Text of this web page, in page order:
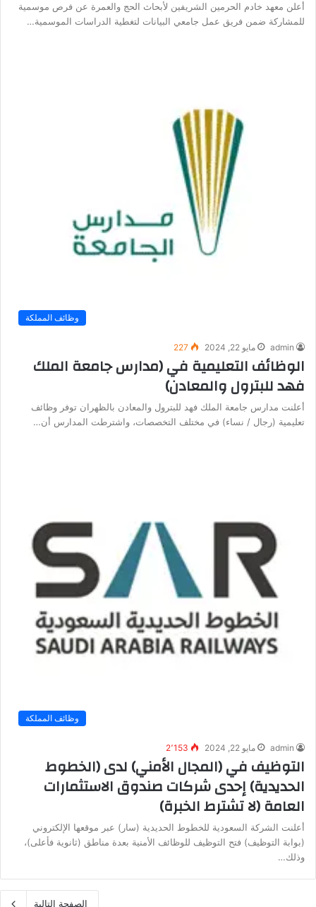
أعلن معهد خادم الحرمين الشريفين لأبحاث الحج والعمرة عن فرص موسمية
للمشاركة ضمن فريق عمل جامعي البيانات لتغطية الدراسات الموسمية…
وظائف المملكة
admin مايو 22, 2024 227
الوظائف التعليمية في (مدارس جامعة الملك
فهد للبترول والمعادن)
أعلنت مدارس جامعة الملك فهد للبترول والمعادن بالظهران توفر وظائف
تعليمية (رجال / نساء) في مختلف التخصصات، واشترطت المدارس أن…
وظائف المملكة
admin مايو 22, 2024 2٬153
التوظيف في (المجال الأمني) لدى (الخطوط
الحديدية) إحدى شركات صندوق الاستثمارات
العامة (لا تشترط الخبرة)
أعلنت الشركة السعودية للخطوط الحديدية (سار) عبر موقعها الإلكتروني
(بوابة التوظيف) فتح التوظيف للوظائف الأمنية بعدة مناطق (ثانوية فأعلى)،
وذلك…
الصفحة التالية